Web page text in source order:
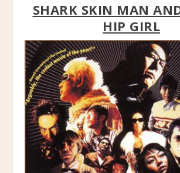
SHARK SKIN MAN
HIP GIRL